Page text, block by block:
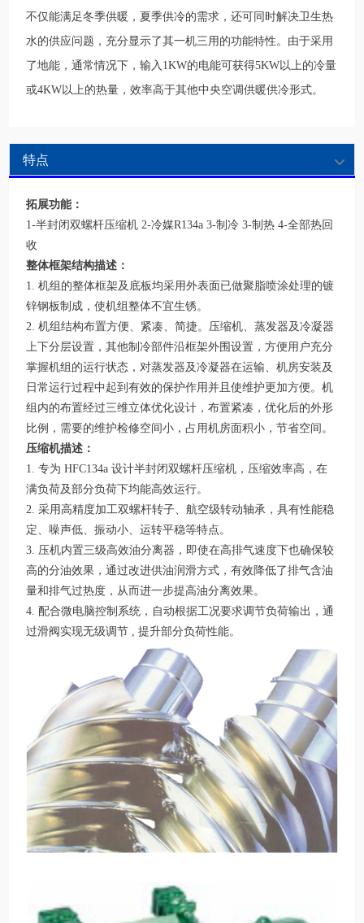
不仅能满足冬季供暖，夏季供冷的需求，还可同时解决卫生热
水的供应问题，充分显示了其一机三用的功能特性。由于采用
了地能，通常情况下，输入1KW的电能可获得5KW以上的冷量
或4KW以上的热量，效率高于其他中央空调供暖供冷形式。
特点
拓展功能：
1-半封闭双螺杆压缩机 2-冷媒R134a 3-制冷 3-制热 4-全部热回
收
整体框架结构描述：
1. 机组的整体框架及底板均采用外表面已做聚脂喷涂处理的镀
锌钢板制成，使机组整体不宜生锈。
2. 机组结构布置方便、紧凑、简捷。压缩机、蒸发器及冷凝器
上下分层设置，其他制冷部件沿框架外围设置，方便用户充分
掌握机组的运行状态，对蒸发器及冷凝器在运输、机房安装及
日常运行过程中起到有效的保护作用并且使维护更加方便。机
组内的布置经过三维立体优化设计，布置紧凑，优化后的外形
比例，需要的维护检修空间小，占用机房面积小，节省空间。
压缩机描述：
1. 专为 HFC134a 设计半封闭双螺杆压缩机，压缩效率高，在
满负荷及部分负荷下均能高效运行。
2. 采用高精度加工双螺杆转子、航空级转动轴承，具有性能稳
定、噪声低、振动小、运转平稳等特点。
3. 压机内置三级高效油分离器，即使在高排气速度下也确保较
高的分油效果，通过改进供油润滑方式，有效降低了排气含油
量和排气过热度，从而进一步提高油分离效果。
4. 配合微电脑控制系统，自动根据工况要求调节负荷输出，通
过滑阀实现无级调节 , 提升部分负荷性能。